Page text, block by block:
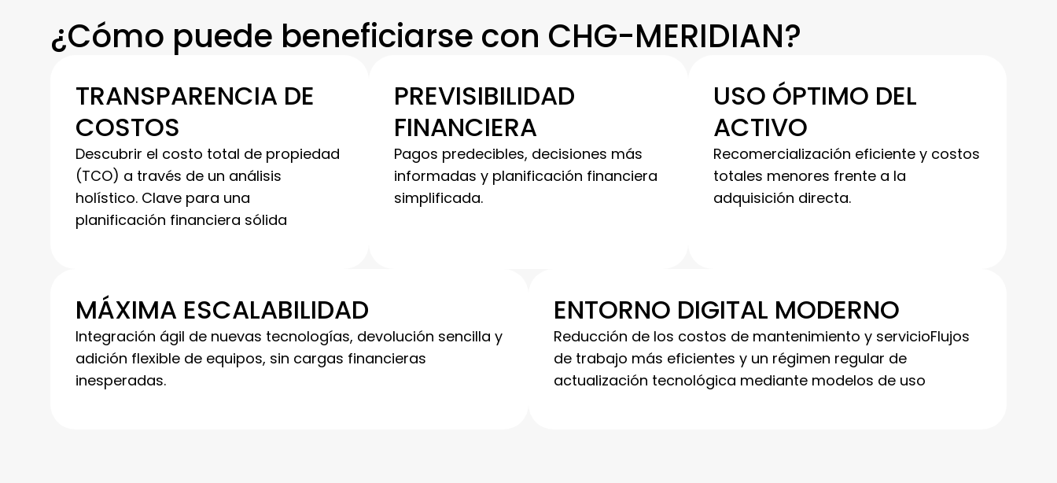
¿Cómo puede beneficiarse con CHG-MERIDIAN?
TRANSPARENCIA DE
COSTOS
Descubrir el costo total de propiedad
(TCO) a través de un análisis
holístico. Clave para una
planificación financiera sólida
PREVISIBILIDAD
FINANCIERA
Pagos predecibles, decisiones más
informadas y planificación financiera
simplificada.
USO ÓPTIMO DEL
ACTIVO
Recomercialización eficiente y costos
totales menores frente a la
adquisición directa.
MÁXIMA ESCALABILIDAD
Integración ágil de nuevas tecnologías, devolución sencilla y
adición flexible de equipos, sin cargas financieras
inesperadas.
ENTORNO DIGITAL MODERNO
Reducción de los costos de mantenimiento y servicioFlujos
de trabajo más eficientes y un régimen regular de
actualización tecnológica mediante modelos de uso